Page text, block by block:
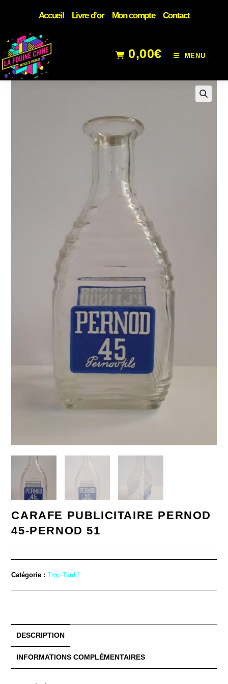
Accueil Livre d’or Mon compte Contact
0,00€ MENU
CARAFE PUBLICITAIRE PERNOD
45-PERNOD 51
Catégorie :Trop Tard !
DESCRIPTION
INFORMATIONS COMPLÉMENTAIRES